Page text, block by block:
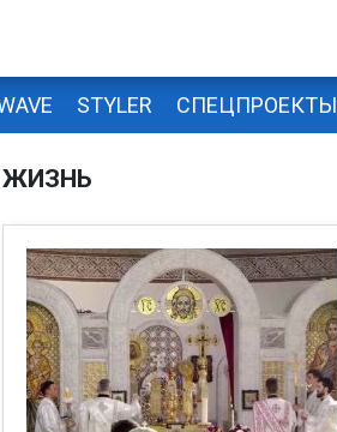
STYLER СПЕЦПРОЕКТЫ
ЖИЗНЬ